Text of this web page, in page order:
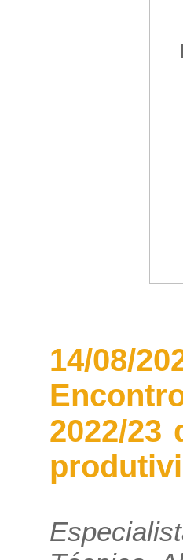
14/08/
2022/23